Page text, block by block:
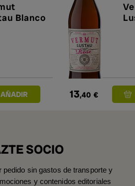
Blanco
13,40 €
SOCIO
pedido sin gastos de transporte y
y contenidos editoriales